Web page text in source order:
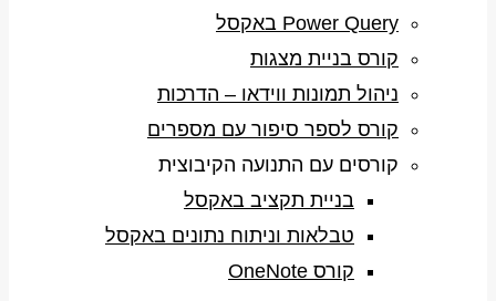
Power Query באקסל
קורס בניית מצגות
ניהול תמונות ווידאו – הדרכות
קורס לספר סיפור עם מספרים
קורסים עם התנועה הקיבוצית
בניית תקציב באקסל
טבלאות וניתוח נתונים באקסל
קורס OneNote